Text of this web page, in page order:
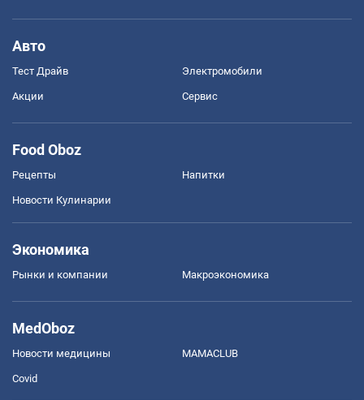
Авто
Тест Драйв Электромобили
Акции Сервис
Food Oboz
Рецепты Напитки
Новости Кулинарии
Экономика
Рынки и компании Mакроэкономика
MedOboz
Новости медицины MAMACLUB
Covid